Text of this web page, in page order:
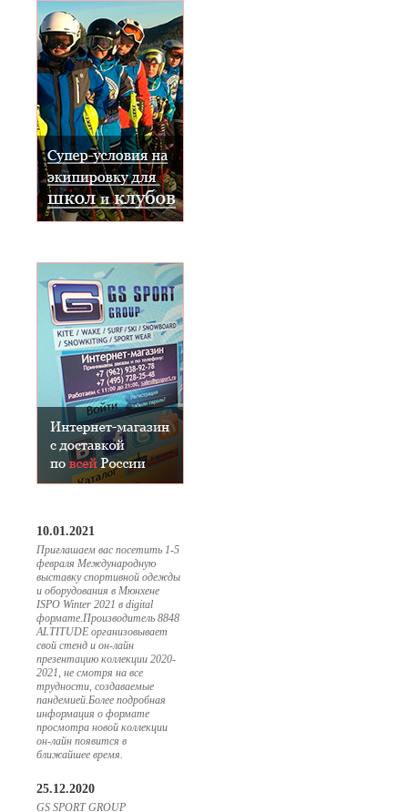
10.01.2021
Приглашаем вас посетить 1-5
февраля Международную
выставку спортивной одежды
и оборудования в Мюнхене
ISPO Winter 2021 в digital
формате.Производитель 8848
ALTITUDE организовывает
свой стенд и он-лайн
презентацию коллекции 2020-
2021, не смотря на все
трудности, создаваемые
пандемией.Более подробная
информация о формате
просмотра новой коллекции
он-лайн появится в
ближайшее время.
25.12.2020
GS SPORT GROUP